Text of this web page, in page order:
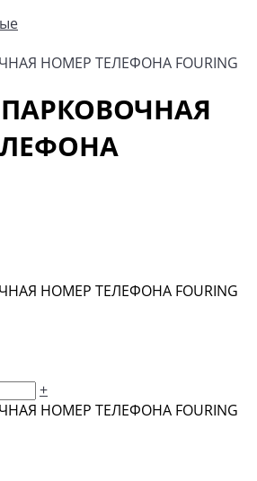
НОМЕР ТЕЛЕФОНА FOURING
НОМЕР ТЕЛЕФОНА FOURING
+
НОМЕР ТЕЛЕФОНА FOURING